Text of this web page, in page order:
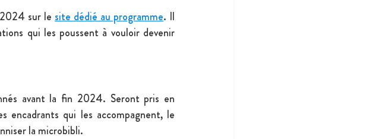
sur le site dédié au programme. Il
qui les poussent à vouloir devenir
avant la fin 2024. Seront pris en
encadrants qui les accompagnent, le
la microbibli.